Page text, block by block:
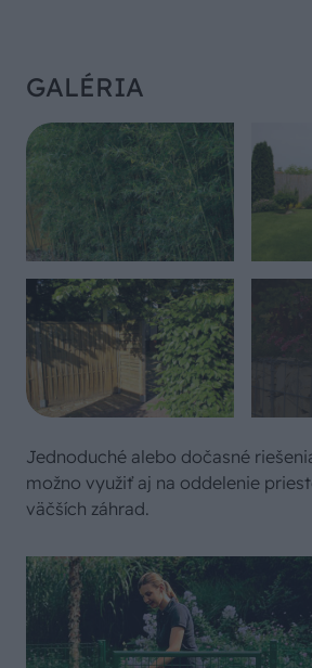
GALÉRIA
Jednoduché alebo dočasné
možno využiť aj na oddelenie
väčších záhrad.